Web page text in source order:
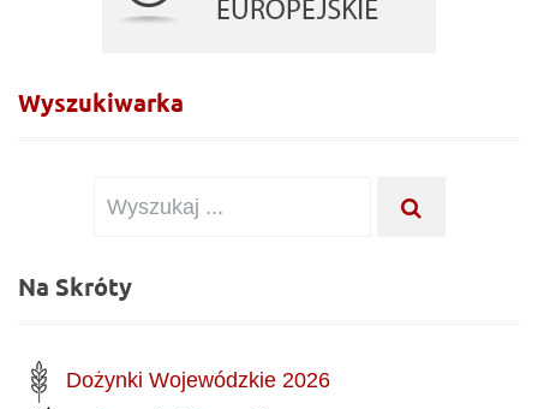
Wyszukiwarka
Wyszukiwanie dla:
Na Skróty
Dożynki Wojewódzkie 2026